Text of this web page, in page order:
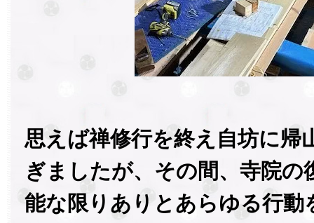
思えば禅修行を終え自坊に帰
ぎましたが、その間、寺院の
能な限りありとあらゆる行動